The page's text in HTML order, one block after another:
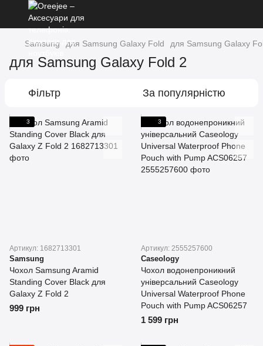
Samsung для Samsung Galaxy Fold для Samsung Galaxy
для Samsung Galaxy Fold 2
Фільтр За популярністю
3
Артикул: 1682713301
Samsung
Чохол Samsung Aramid
Standing Cover Black для
Galaxy Z Fold 2
999 грн
3
Артикул: 2555257600
Caseology
Чохол водонепроникний
універсальний Caseology
Universal Waterproof Phone
Pouch with Pump ACS06257
1 599 грн